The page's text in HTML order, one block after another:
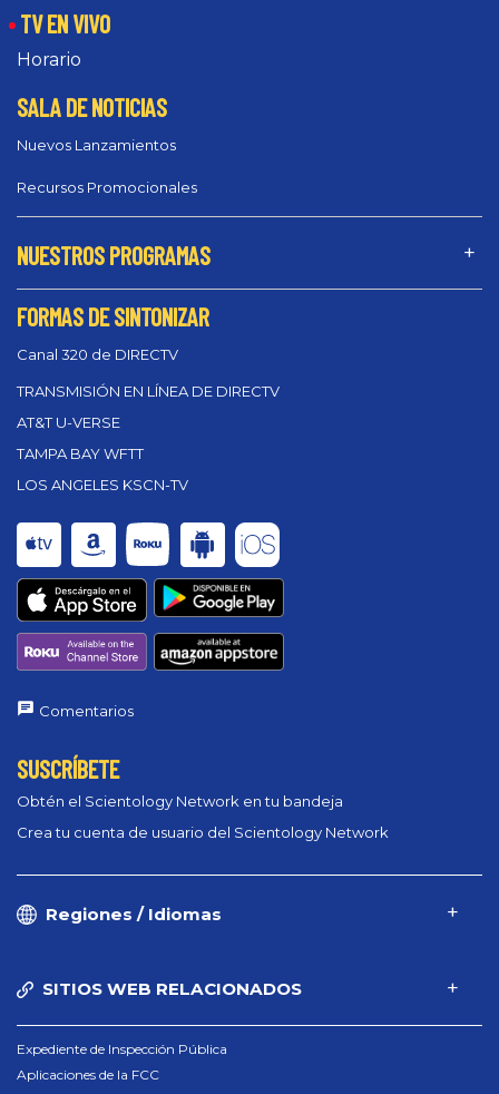
TV EN VIVO
Horario
SALA DE NOTICIAS
Nuevos Lanzamientos
Recursos Promocionales
NUESTROS PROGRAMAS
FORMAS DE SINTONIZAR
Canal 320 de DIRECTV
TRANSMISIÓN EN LÍNEA DE DIRECTV
AT&T U-VERSE
TAMPA BAY WFTT
LOS ANGELES KSCN-TV
Comentarios
SUSCRÍBETE
Obtén el Scientology Network en tu bandeja
Crea tu cuenta de usuario del Scientology Network
Regiones / Idiomas
SITIOS WEB RELACIONADOS
Expediente de Inspección Pública
Aplicaciones de la FCC